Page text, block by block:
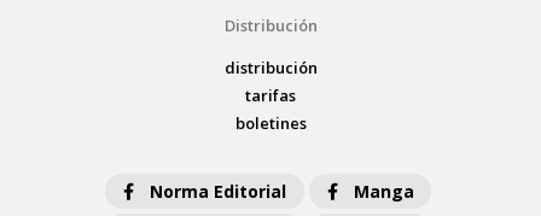
Distribución
distribución
tarifas
boletines
Norma Editorial
Manga